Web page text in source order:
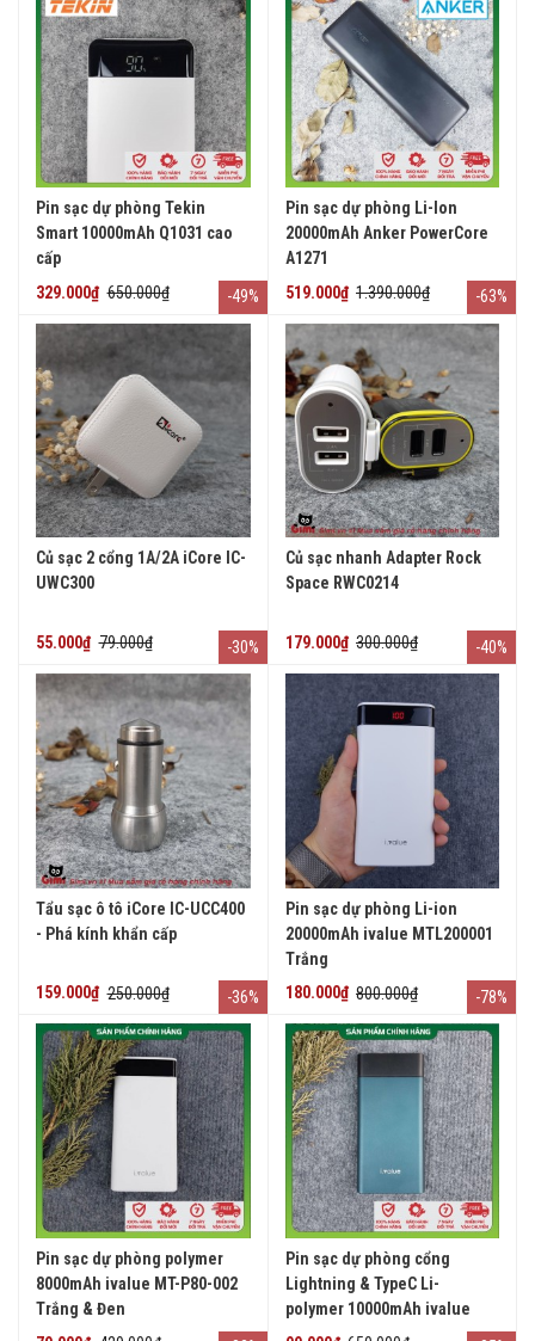
Pin sạc dự phòng Tekin
Smart 10000mAh Q1031 cao
cấp
329.000₫ 650.000₫ -49%
Pin sạc dự phòng Li-Ion
20000mAh Anker PowerCore
A1271
519.000₫ 1.390.000₫ -63%
Củ sạc 2 cổng 1A/2A iCore IC-
UWC300
55.000₫ 79.000₫ -30%
Củ sạc nhanh Adapter Rock
Space RWC0214
179.000₫ 300.000₫ -40%
Tẩu sạc ô tô iCore IC-UCC400
- Phá kính khẩn cấp
159.000₫ 250.000₫ -36%
Pin sạc dự phòng Li-ion
20000mAh ivalue MTL200001
Trắng
180.000₫ 800.000₫ -78%
Pin sạc dự phòng polymer
8000mAh ivalue MT-P80-002
Trắng & Đen
Pin sạc dự phòng cổng
Lightning & TypeC Li-
polymer 10000mAh ivalue
MTP100007 Xám đen